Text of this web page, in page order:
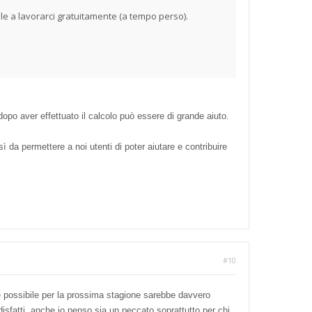
a lavorarci gratuitamente (a tempo perso).
aver effettuato il calcolo può essere di grande aiuto.
da permettere a noi utenti di poter aiutare e contribuire
#10
per la prossima stagione sarebbe davvero